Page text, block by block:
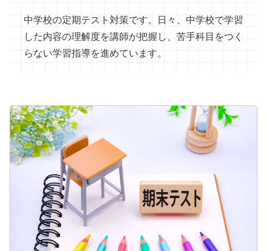
中学校の定期テスト対策です。日々、中学校で学習
した内容の理解度を講師が把握し、苦手科目をつく
らない学習指導を進めています。